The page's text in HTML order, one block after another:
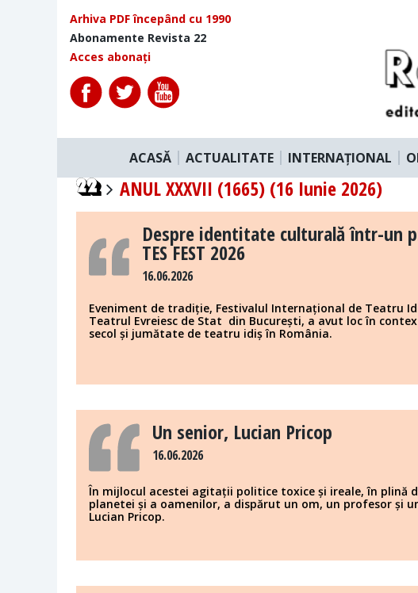
Arhiva PDF începând cu 1990
Abonamente Revista 22
Acces abonați
ACASĂ ACTUALITATE INTERNAȚIONAL
ANUL XXXVII (1665) (16 Iunie 2026)
Despre identitate culturală într-un
TES FEST 2026
16.06.2026
Eveniment de tradiție, Festivalul Internațional de Teatru
Teatrul Evreiesc de Stat din București, a avut loc în
secol și jumătate de teatru idiș în România.
Un senior, Lucian Pricop
16.06.2026
În mijlocul acestei agitații politice toxice și ireale, în plină
planetei și a oamenilor, a dispărut un om, un profesor și
Lucian Pricop.